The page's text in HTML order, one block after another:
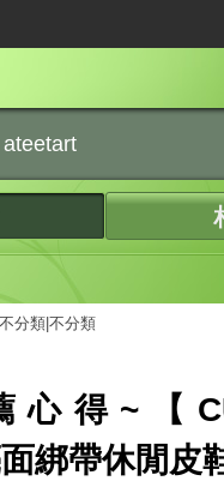
分類|不分類
得~【
綁帶休閒皮